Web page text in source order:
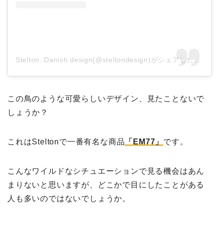
Stelton. Danish design(@steltondesign)がシェアした投稿
この鳥のような可愛らしいデザイン、見たことないで
しょうか？
これはSteltonで一番有名な商品 「EM77」 です。
こんなワイルドなシチュエーションで見る機会はあん
まりないと思いますが、どこかで目にしたことがある
人も多いのではないでしょうか。